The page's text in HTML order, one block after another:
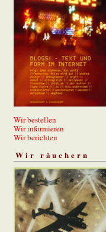
Wir bestellen
Wir informieren
Wir berichten
Wir räuchern